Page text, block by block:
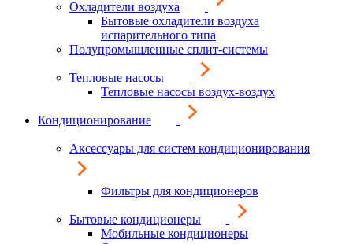
Охладители воздуха
Бытовые охладители воздуха
испарительного типа
Полупромышленные сплит-системы
Тепловые насосы
Тепловые насосы воздух-воздух
Кондиционирование
Аксессуары для систем кондиционирования
Фильтры для кондиционеров
Бытовые кондиционеры
Мобильные кондиционеры